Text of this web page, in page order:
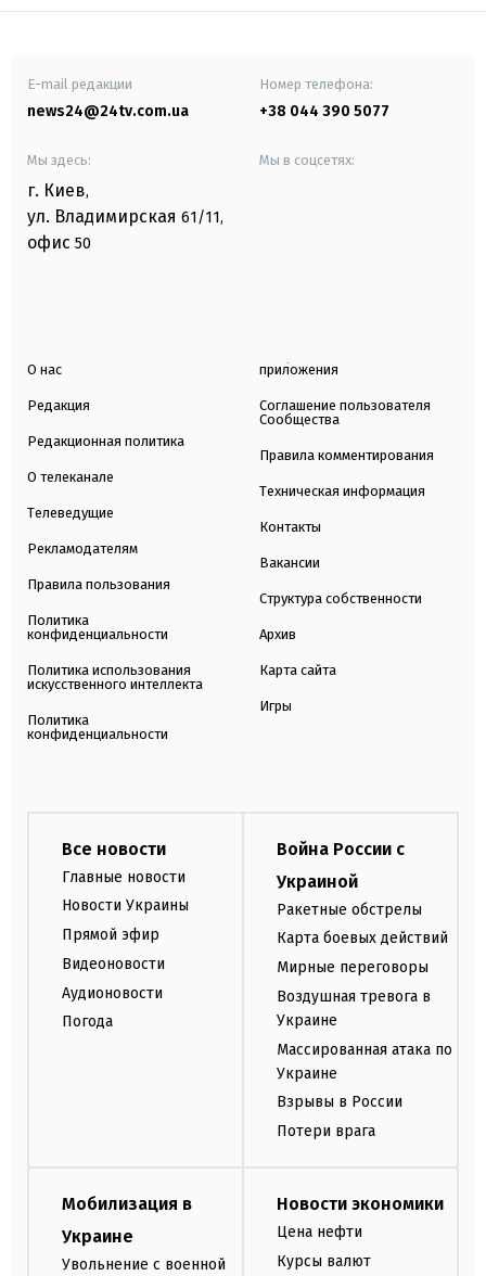
E-mail редакции
news24@24tv.com.ua
Номер телефона:
+38 044 390 5077
Мы здесь:
г. Киев,
ул. Владимирская 61/11,
офис 50
Мы в соцсетях:
О нас
Редакция
Редакционная политика
О телеканале
Телеведущие
Рекламодателям
Правила пользования
Политика
конфиденциальности
Политика использования
искусственного интеллекта
Политика
конфиденциальности
приложения
Соглашение пользователя
Сообщества
Правила комментирования
Техническая информация
Контакты
Вакансии
Структура собственности
Архив
Карта сайта
Игры
Все новости
Главные новости
Новости Украины
Прямой эфир
Видеоновости
Аудионовости
Погода
Война России с
Украиной
Ракетные обстрелы
Карта боевых действий
Мирные переговоры
Воздушная тревога в
Украине
Массированная атака по
Украине
Взрывы в России
Потери врага
Мобилизация в
Украине
Увольнение с военной
Новости экономики
Цена нефти
Курсы валют